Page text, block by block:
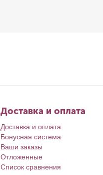
Доставка и оплата
Доставка и оплата
Бонусная система
Ваши заказы
Отложенные
Список сравнения